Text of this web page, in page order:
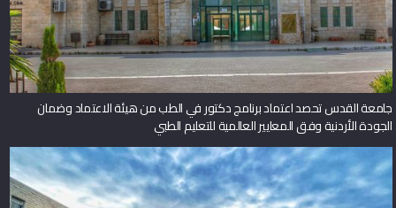
جامعة القدس تحصد اعتماد برنامج دكتور في الطب من هيئة الاعتماد وضمان
الجودة الأردنية وفق المعايير العالمية للتعليم الطبي